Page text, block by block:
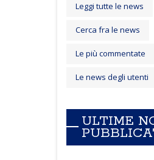
Leggi tutte le news
Cerca fra le news
Le più commentate
Le news degli utenti
ULTIME